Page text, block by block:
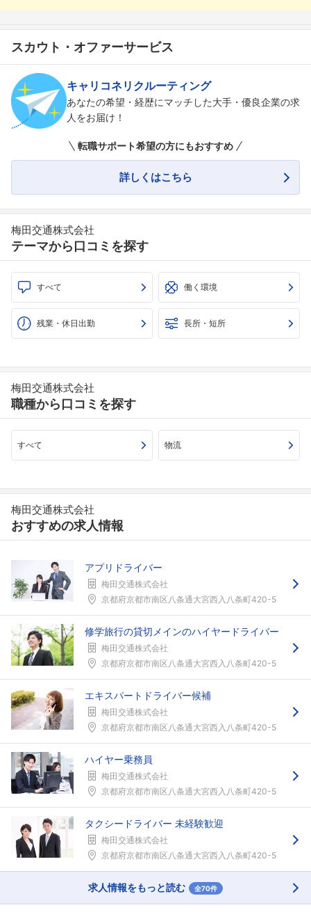
フォローしました
こちらの企業もフォローしませんか？
スカウト・オファーサービス
キャリコネリクルーティング
あなたの希望・経歴にマッチした大手・優良企業の求
人をお届け！
転職サポート希望の方にもおすすめ
詳しくはこちら
梅田交通株式会社
テーマから口コミを探す
すべて 働く環境
残業・休日出勤 長所・短所
梅田交通株式会社
職種から口コミを探す
すべて 物流
梅田交通株式会社
おすすめの求人情報
アプリドライバー
梅田交通株式会社
京都府京都市南区八条通大宮西入八条町420-5
修学旅行の貸切メインのハイヤードライバー
梅田交通株式会社
京都府京都市南区八条通大宮西入八条町420-5
エキスパートドライバー候補
梅田交通株式会社
京都府京都市南区八条通大宮西入八条町420-5
ハイヤー乗務員
梅田交通株式会社
京都府京都市南区八条通大宮西入八条町420-5
タクシードライバー 未経験歓迎
梅田交通株式会社
京都府京都市南区八条通大宮西入八条町420-5
求人情報をもっと読む 全70件